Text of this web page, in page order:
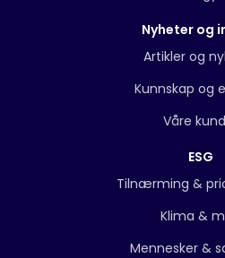
Nyheter og
Artikler og
Kunnskap og
Våre
ESG
Tilnærming &
Klima &
Mennesker &